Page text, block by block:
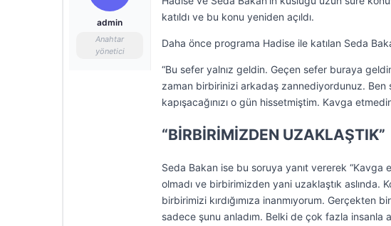
admin
Anahtar
yönetici
katıldı ve bu konu yeniden açıldı.
Daha önce programa Hadise ile katılan Seda
“Bu sefer yalnız geldin. Geçen sefer buraya
zaman birbirinizi arkadaş zannediyordunuz. Ben
kapışacağınızı o gün hissetmiştim. Kavga
“BİRBİRİMİZDEN UZAKLAŞTIK”
Seda Bakan ise bu soruya yanıt vererek “Kavga
olmadı ve birbirimizden yani uzaklaştık aslında.
birbirimizi kırdığımıza inanmıyorum. Gerçekten
sadece şunu anladım. Belki de çok fazla insanla